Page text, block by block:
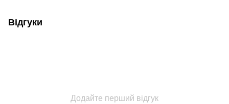
Відгуки
Додайте перший відгук